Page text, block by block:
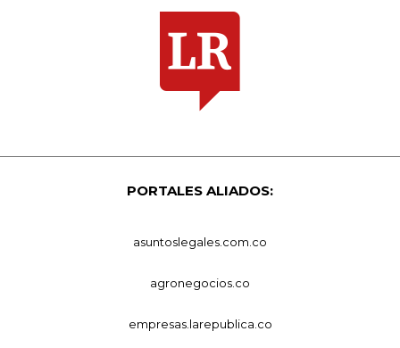
PORTALES ALIADOS:
asuntoslegales.com.co
agronegocios.co
empresas.larepublica.co